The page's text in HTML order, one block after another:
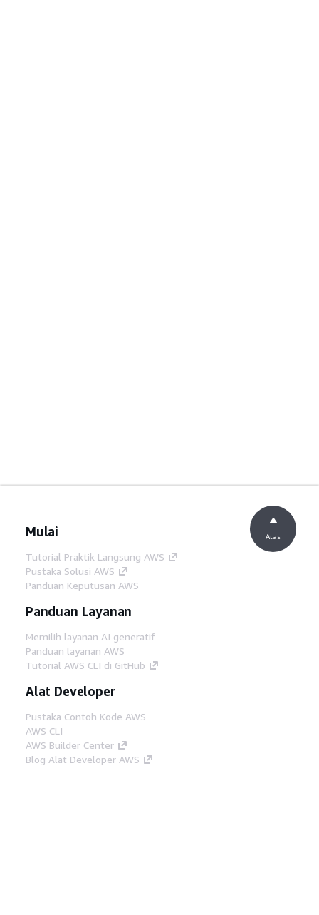
Mulai
Tutorial Praktik Langsung AWS
Pustaka Solusi AWS
Panduan Keputusan AWS
Panduan Layanan
Memilih layanan AI generatif
Panduan layanan AWS
Tutorial AWS CLI di GitHub
Alat Developer
Pustaka Contoh Kode AWS
AWS CLI
AWS Builder Center
Blog Alat Developer AWS
Atas